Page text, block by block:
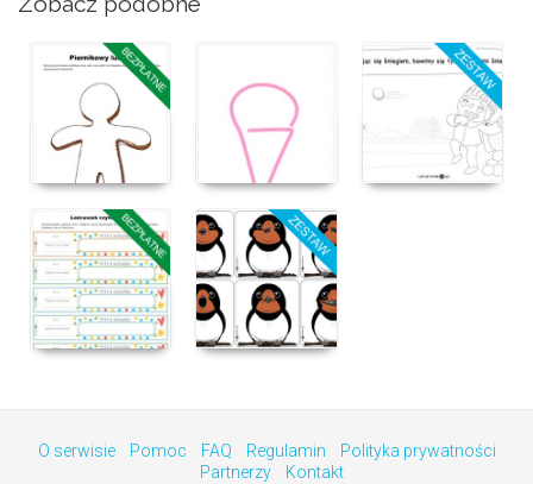
O serwisie Pomoc FAQ Regulamin
Polityka prywatności
Partnerzy
Kontakt